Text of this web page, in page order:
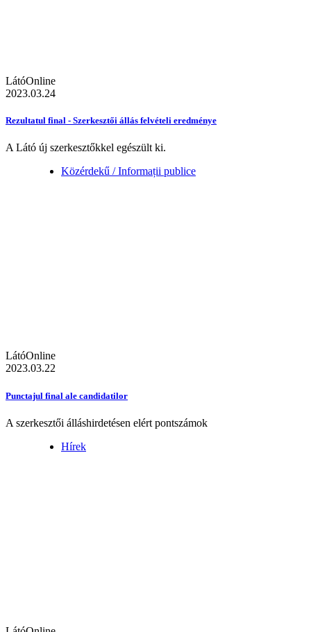
LátóOnline
2023.03.24
Rezultatul final - Szerkesztői állás felvételi eredménye
A Látó új szerkesztőkkel egészült ki.
Közérdekű / Informații publice
LátóOnline
2023.03.22
Punctajul final ale candidatilor
A szerkesztői álláshirdetésen elért pontszámok
Hírek